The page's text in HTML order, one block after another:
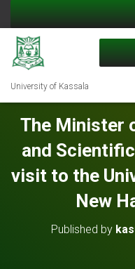
University of Kassala
The Minister
and
visit to the
New
Published by